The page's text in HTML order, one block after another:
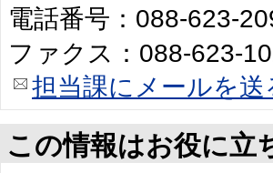
電話番号：088-623-
ファクス：088-623-
担当課にメールを送
この情報はお役に立